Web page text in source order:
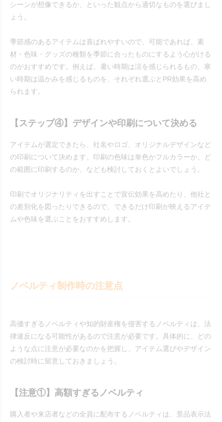
シーンが想像できるか、といった観点から適切なものを選びまし
ょう。
季節感のあるアイテムは喜ばれやすいので、可能であれば、素
材・色味・グッズの種類を季節に合ったものにするよう心がける
のがおすすめです。例えば、暑い時期は涼を感じられるもの、寒
い時期は温かみを感じるものを、それぞれ選ぶとPR効果を高め
られます。
【ステップ④】デザインや印刷について決める
アイテムが選定できたら、社名やロゴ、オリジナルデザインなど
の印刷について決めます。印刷の色味は単色かフルカラーか、ど
の範囲に印刷するのか、なども検討しておくとよいでしょう。
印刷でオリジナリティを出すことで宣伝効果を高めたり、他社と
の差別化を図ったりできるので、できるだけ印刷が映えるアイテ
ムや色味を選ぶことをおすすめします。
ノベルティ制作時の注意点
高価すぎるノベルティや知的財産権を侵害するノベルティは、法
律違反になる可能性があるので注意が必要です。具体的に、どの
ような点に注意が必要なのかを把握し、アイテム選びやデザイン
の検討時に留意しておきましょう。
【注意①】高額すぎるノベルティ
購入者や来店者などの全員に配布するノベルティは、景品表示法